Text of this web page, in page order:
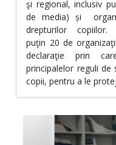
şi regional, inclusiv
de media) și
drepturilor
puţin 20 de
declaraţie prin
principalelor reguli de
copii, pentru a le